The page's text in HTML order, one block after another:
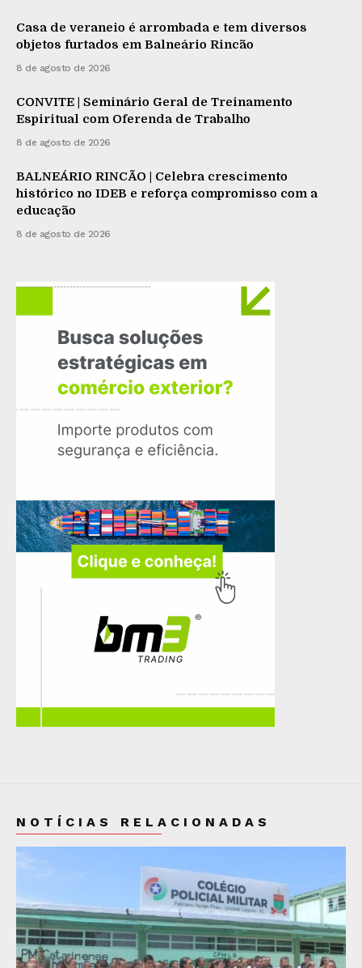
Casa de veraneio é arrombada e tem diversos
objetos furtados em Balneário Rincão
8 de agosto de 2026
CONVITE | Seminário Geral de Treinamento
Espiritual com Oferenda de Trabalho
8 de agosto de 2026
BALNEÁRIO RINCÃO | Celebra crescimento
histórico no IDEB e reforça compromisso com a
educação
8 de agosto de 2026
NOTÍCIAS RELACIONADAS